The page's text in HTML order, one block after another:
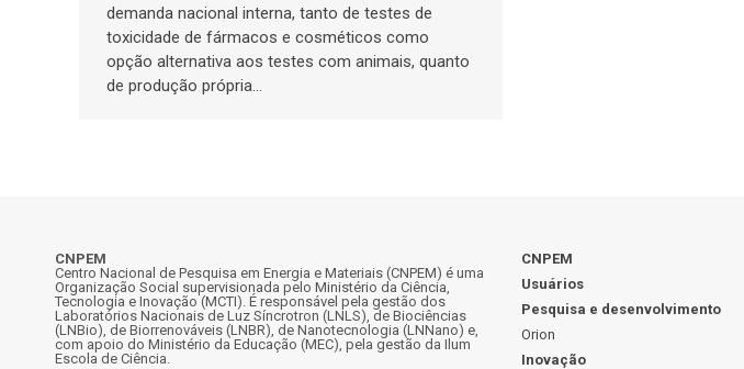
demanda nacional interna, tanto de testes de
toxicidade de fármacos e cosméticos como
opção alternativa aos testes com animais, quanto
de produção própria…
CNPEM
Centro Nacional de Pesquisa em Energia e Materiais (CNPEM) é uma
Organização Social supervisionada pelo Ministério da Ciência,
Tecnologia e Inovação (MCTI). É responsável pela gestão dos
Laboratórios Nacionais de Luz Síncrotron (LNLS), de Biociências
(LNBio), de Biorrenováveis (LNBR), de Nanotecnologia (LNNano) e,
com apoio do Ministério da Educação (MEC), pela gestão da Ilum
Escola de Ciência.
CNPEM
Usuários
Pesquisa e desenvolvimento
Orion
Inovação